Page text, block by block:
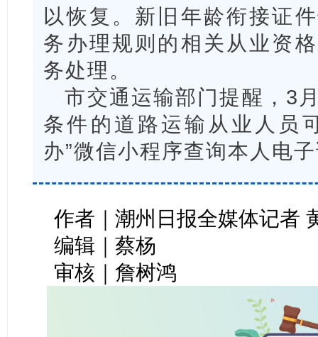
以恢复。新旧年龄衔接证
务办理规则的相关从业资
务处理。
市交通运输部门提醒，3
条件的道路运输从业人员
办”微信小程序查询本人电
作者｜潮州日报全媒体记者
编辑｜蔡杨
审核｜詹树鸿